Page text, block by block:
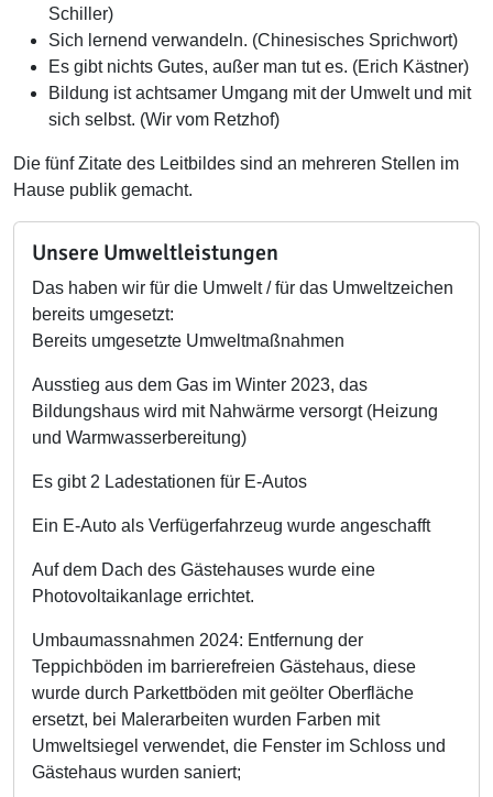
Schiller)
Sich lernend verwandeln. (Chinesisches Sprichwort)
Es gibt nichts Gutes, außer man tut es. (Erich Kästner)
Bildung ist achtsamer Umgang mit der Umwelt und mit
sich selbst. (Wir vom Retzhof)
Die fünf Zitate des Leitbildes sind an mehreren Stellen im
Hause publik gemacht.
Unsere Umweltleistungen
Das haben wir für die Umwelt / für das Umweltzeichen
bereits umgesetzt:
Bereits umgesetzte Umweltmaßnahmen
Ausstieg aus dem Gas im Winter 2023, das
Bildungshaus wird mit Nahwärme versorgt (Heizung
und Warmwasserbereitung)
Es gibt 2 Ladestationen für E-Autos
Ein E-Auto als Verfügerfahrzeug wurde angeschafft
Auf dem Dach des Gästehauses wurde eine
Photovoltaikanlage errichtet.
Umbaumassnahmen 2024: Entfernung der
Teppichböden im barrierefreien Gästehaus, diese
wurde durch Parkettböden mit geölter Oberfläche
ersetzt, bei Malerarbeiten wurden Farben mit
Umweltsiegel verwendet, die Fenster im Schloss und
Gästehaus wurden saniert;